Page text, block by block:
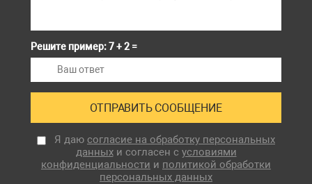
Решите пример: 7 + 2 =
Я даю согласие на обработку персональных
данныхи согласен с условиями
конфиденциальности и политикой обработки
персональных данных